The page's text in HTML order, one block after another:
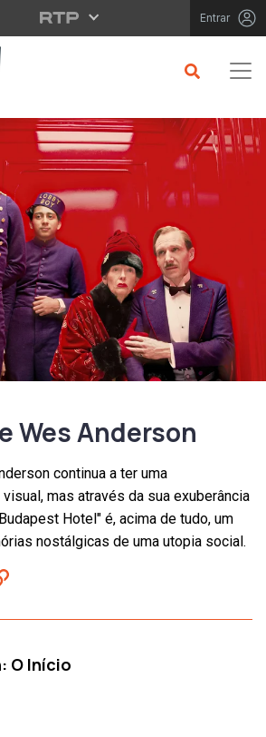
principal Entrar
Wes Anderson
continua a ter uma
mas através da sua exuberância
Hotel" é, acima de tudo, um
nostálgicas de uma utopia social.
O Início